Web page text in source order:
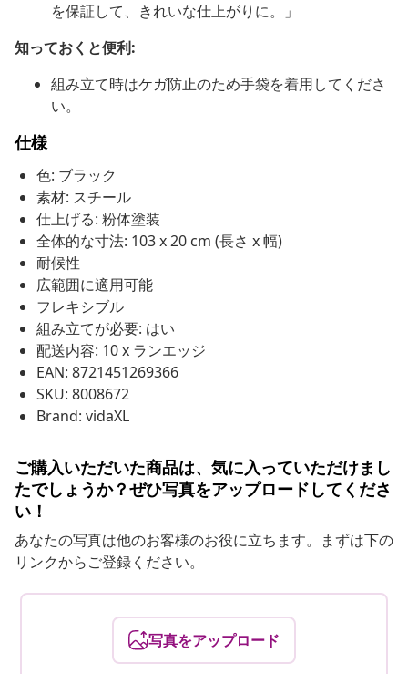
を保証して、きれいな仕上がりに。」
知っておくと便利:
組み立て時はケガ防止のため手袋を着用してくださ
い。
仕様
色: ブラック
素材: スチール
仕上げる: 粉体塗装
全体的な寸法: 103 x 20 cm (長さ x 幅)
耐候性
広範囲に適用可能
フレキシブル
組み立てが必要: はい
配送内容: 10 x ランエッジ
EAN: 8721451269366
SKU: 8008672
Brand: vidaXL
ご購入いただいた商品は、気に入っていただけまし
たでしょうか？ぜひ写真をアップロードしてくださ
い！
あなたの写真は他のお客様のお役に立ちます。まずは下の
リンクからご登録ください。
写真をアップロード